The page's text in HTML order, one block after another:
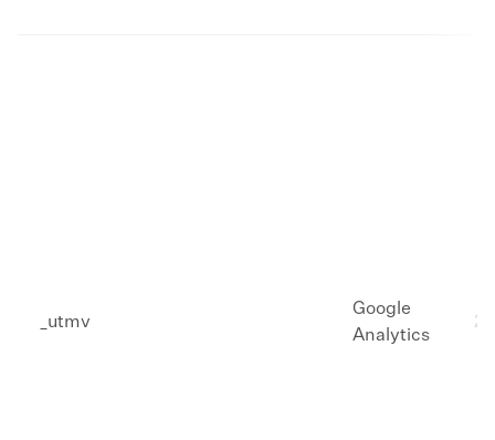
​_utmv
Google
Analytics
​2